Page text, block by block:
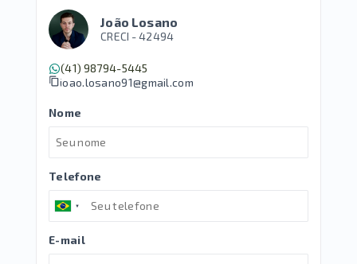
João Losano
CRECI -42494
(41) 98794-5445
joao.losano91@gmail.com
Nome
Telefone
E-mail